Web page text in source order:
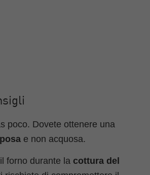
poco. Dovete ottenere una
e non acquosa.
forno durante la cottura del